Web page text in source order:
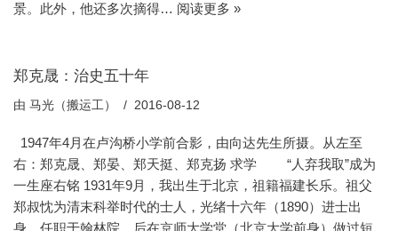
景。此外，他还多次摘得… 阅读更多 »
郑克晟：治史五十年
由 马光（搬运工） 2016-08-12
1947年4月在卢沟桥小学前合影，由向达先生所摄。从左至
右：郑克晟、郑晏、郑天挺、郑克扬 求学 “人弃我取”成为
一生座右铭 1931年9月，我出生于北京，祖籍福建长乐。祖父
郑叔忱为清末科举时代的士人，光绪十六年（1890）进士出
身，任职于翰林院，后在京师大学堂（北京大学前身）做过短